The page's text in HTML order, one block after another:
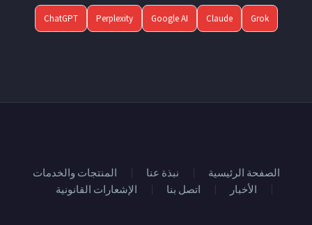
ChatGPT Perplexity Google AI Claude Grok
الصفحة الرئيسية نبذة عنا
المنتجات والخدمات
الأخبار
اتصل بنا الإشعارات القانونية